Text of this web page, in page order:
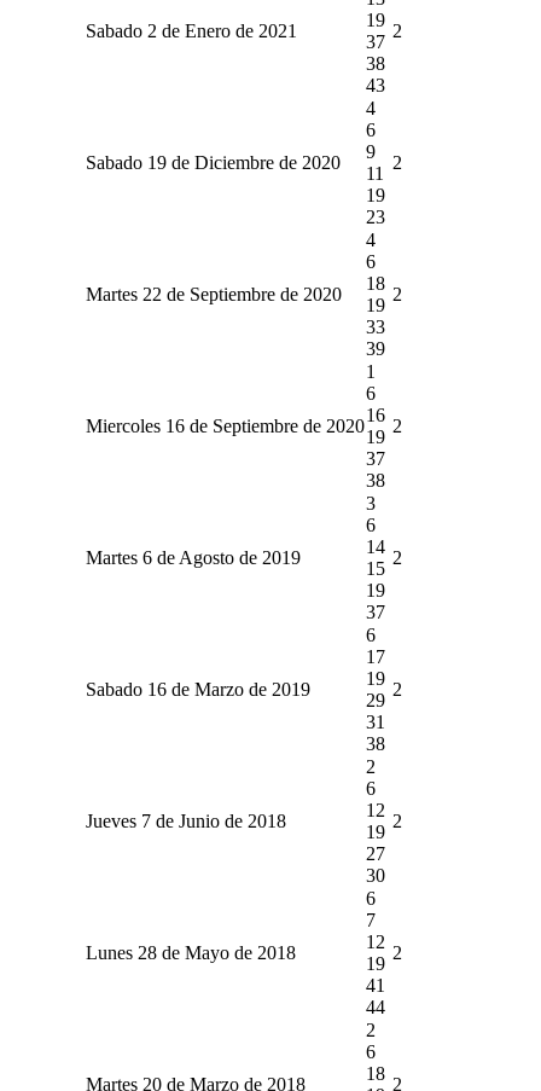
Sabado 2 de Enero de 2021
19
37
38
43
2
Sabado 19 de Diciembre de 2020
4
6
9
11
19
23
2
Martes 22 de Septiembre de 2020
4
6
18
19
33
39
2
Miercoles 16 de Septiembre de 2020
1
6
16
19
37
38
2
Martes 6 de Agosto de 2019
3
6
14
15
19
37
2
Sabado 16 de Marzo de 2019
6
17
19
29
31
38
2
Jueves 7 de Junio de 2018
2
6
12
19
27
30
2
Lunes 28 de Mayo de 2018
6
7
12
19
41
44
2
Martes 20 de Marzo de 2018
2
6
18
2